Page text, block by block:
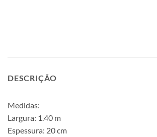
DESCRIÇÃO
Medidas:
Largura: 1.40 m
Espessura: 20 cm